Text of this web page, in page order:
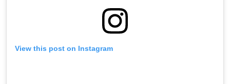
View this post on Instagram